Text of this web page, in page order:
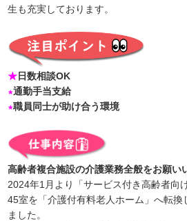
生も充実しております。
★日数相談OK
★通勤手当支給
★職員同士が助け合う環境
高齢者複合施設の介護業務全般をお願い
2024年1月より「サービス付き高齢者向
45室を「介護付有料老人ホーム」へ転換
ました。